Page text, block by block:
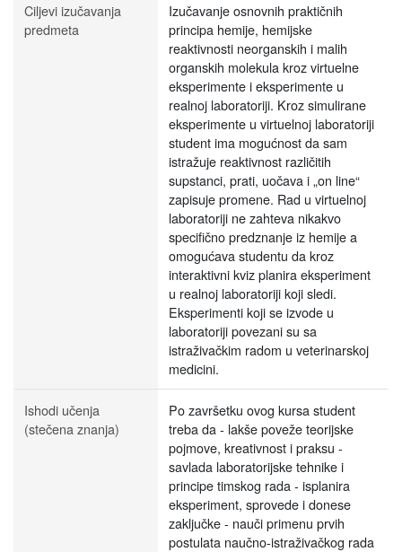
Ciljevi izučavanja
predmeta
Izučavanje osnovnih praktičnih
principa hemije, hemijske
reaktivnosti neorganskih i malih
organskih molekula kroz virtuelne
eksperimente i eksperimente u
realnoj laboratoriji. Kroz simulirane
eksperimente u virtuelnoj laboratoriji
student ima mogućnost da sam
istražuje reaktivnost različitih
supstanci, prati, uočava i „on line“
zapisuje promene. Rad u virtuelnoj
laboratoriji ne zahteva nikakvo
specifično predznanje iz hemije a
omogućava studentu da kroz
interaktivni kviz planira eksperiment
u realnoj laboratoriji koji sledi.
Eksperimenti koji se izvode u
laboratoriji povezani su sa
istraživačkim radom u veterinarskoj
medicini.
Ishodi učenja
(stečena znanja)
Po završetku ovog kursa student
treba da - lakše poveže teorijske
pojmove, kreativnost i praksu -
savlada laboratorijske tehnike i
principe timskog rada - isplanira
eksperiment, sprovede i donese
zaključke - nauči primenu prvih
postulata naučno-istraživačkog rada